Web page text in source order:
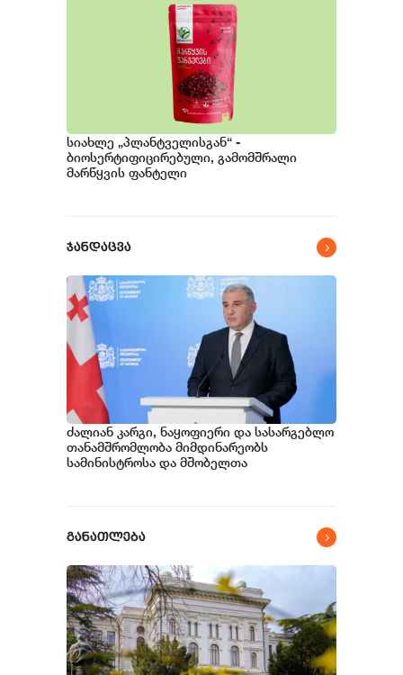
სიახლე „პლანტველისგან“ -
ბიოსერტიფიცირებული, გამომშრალი
მარწყვის ფანტელი
ჯანდაცვა
ძალიან კარგი, ნაყოფიერი და სასარგებლო
თანამშრომლობა მიმდინარეობს
სამინისტროსა და მშობელთა
განათლება